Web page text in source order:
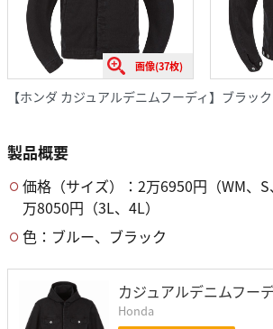
画像(37枚)
【ホンダ カジュアルデニムフーディ】ブラック
製品概要
価格（サイズ）：2万6950円（WM、
万8050円（3L、4L）
色：ブルー、ブラック
カジュアルデニムフー
Honda